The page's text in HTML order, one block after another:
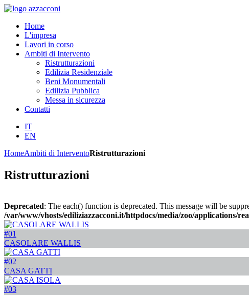
Home
L'impresa
Lavori in corso
Ambiti di Intervento
Ristrutturazioni
Edilizia Residenziale
Beni Monumentali
Edilizia Pubblica
Messa in sicurezza
Contatti
IT
EN
HomeAmbiti di InterventoRistrutturazioni
Ristrutturazioni
Deprecated: The each() function is deprecated. This message will be
/var/www/vhosts/ediliziazzacconi.it/httpdocs/media/zoo/applications/
#01
CASOLARE WALLIS
#02
CASA GATTI
#03